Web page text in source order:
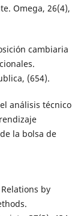
Omega, 26(4),
cambiaria
(654).
análisis técnico
la bolsa de
by